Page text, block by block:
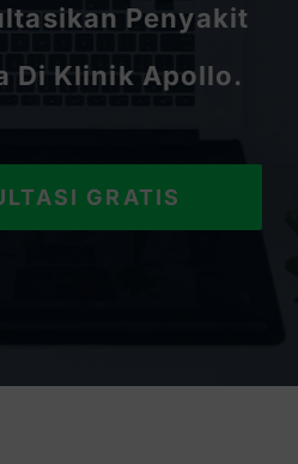
Penyakit
Di Klinik Apollo.
GRATIS